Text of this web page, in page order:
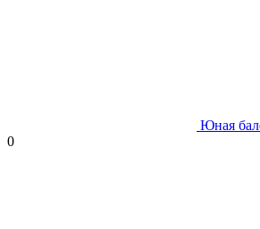
Юная
0